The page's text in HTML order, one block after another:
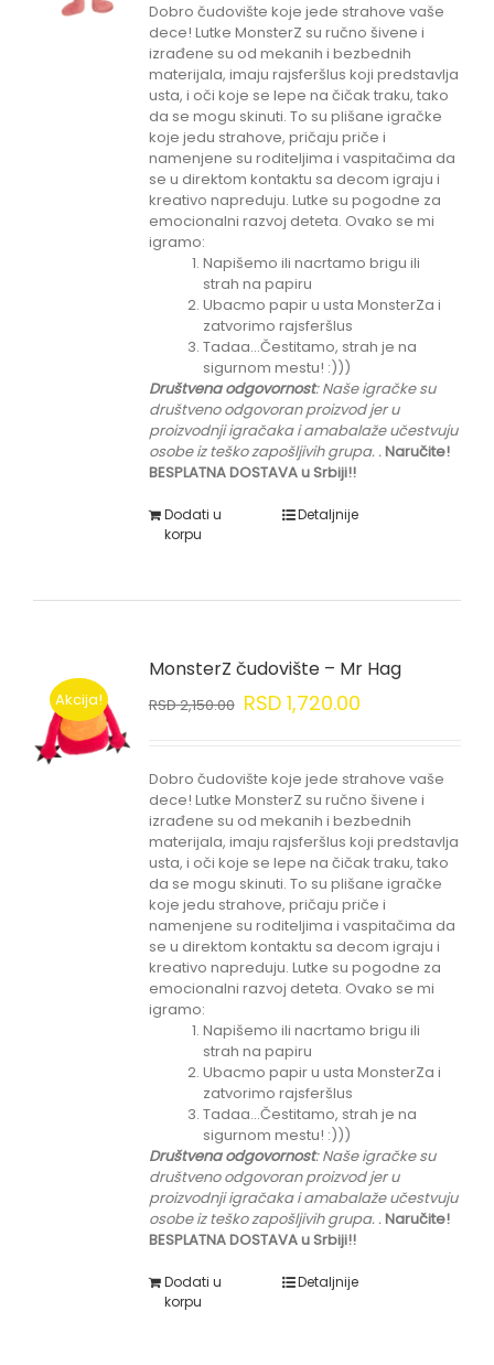
Dobro čudovište koje jede strahove vaše
dece! Lutke MonsterZ su ručno šivene i
izrađene su od mekanih i bezbednih
materijala, imaju rajsferšlus koji predstavlja
usta, i oči koje se lepe na čičak traku, tako
da se mogu skinuti. To su plišane igračke
koje jedu strahove, pričaju priče i
namenjene su roditeljima i vaspitačima da
se u direktom kontaktu sa decom igraju i
kreativo napreduju. Lutke su pogodne za
emocionalni razvoj deteta. Ovako se mi
igramo:
Napišemo ili nacrtamo brigu ili
strah na papiru
Ubacmo papir u usta MonsterZa i
zatvorimo rajsferšlus
Tadaa...Čestitamo, strah je na
sigurnom mestu! :)))
Društvena odgovornost: Naše igračke su
društveno odgovoran proizvod jer u
proizvodnji igračaka i amabalaže učestvuju
osobe iz teško zapošljivih grupa..Naručite!
BESPLATNA DOSTAVA u Srbiji!!
Dodati u
korpu
Detaljnije
Akcija!
MonsterZ čudovište – Mr Hag
RSD2,150.00 RSD1,720.00
Dobro čudovište koje jede strahove vaše
dece! Lutke MonsterZ su ručno šivene i
izrađene su od mekanih i bezbednih
materijala, imaju rajsferšlus koji predstavlja
usta, i oči koje se lepe na čičak traku, tako
da se mogu skinuti. To su plišane igračke
koje jedu strahove, pričaju priče i
namenjene su roditeljima i vaspitačima da
se u direktom kontaktu sa decom igraju i
kreativo napreduju. Lutke su pogodne za
emocionalni razvoj deteta. Ovako se mi
igramo:
Napišemo ili nacrtamo brigu ili
strah na papiru
Ubacmo papir u usta MonsterZa i
zatvorimo rajsferšlus
Tadaa...Čestitamo, strah je na
sigurnom mestu! :)))
Društvena odgovornost: Naše igračke su
društveno odgovoran proizvod jer u
proizvodnji igračaka i amabalaže učestvuju
osobe iz teško zapošljivih grupa..Naručite!
BESPLATNA DOSTAVA u Srbiji!!
Dodati u
korpu
Detaljnije